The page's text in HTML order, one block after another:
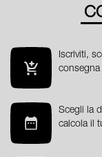
Iscriviti,
consegna
Scegli la
calcola il